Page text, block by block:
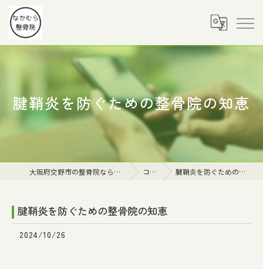
腱鞘炎を防ぐための整骨院の知恵
大阪府交野市の整骨院ならなかむら整骨院 コラム 腱鞘炎を防ぐための整骨院の知恵
腱鞘炎を防ぐための整骨院の知恵
2024/10/26